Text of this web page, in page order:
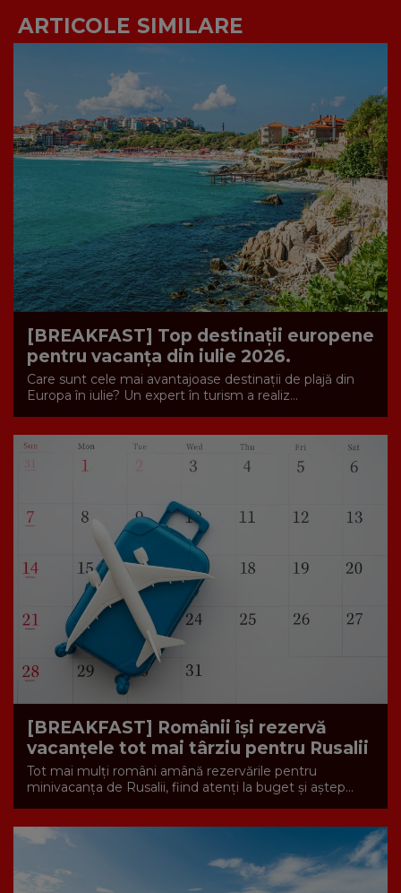
ARTICOLE SIMILARE
[BREAKFAST] Top destinații europene
pentru vacanța din iulie 2026.
Care sunt cele mai avantajoase destinații de plajă din
Europa în iulie? Un expert în turism a realiz...
[BREAKFAST] Românii își rezervă
vacanțele tot mai târziu pentru Rusalii
Tot mai mulți români amână rezervările pentru
minivacanța de Rusalii, fiind atenți la buget și aștep...